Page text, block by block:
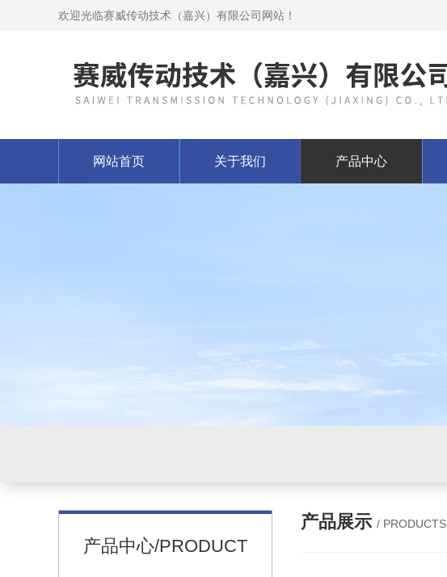
欢迎光临赛威传动技术（嘉兴）有限公司网站！
网站首页 关于我们 产品中心
产品中心/PRODUCT
产品展示 / PRODUCTS